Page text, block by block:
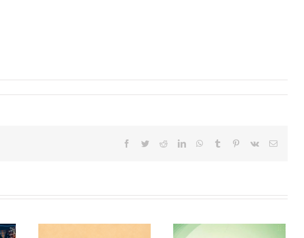
Facebook
TwitterRedditLinkedInWhatsApp
Tumblr Pinterest
Vk
Correo